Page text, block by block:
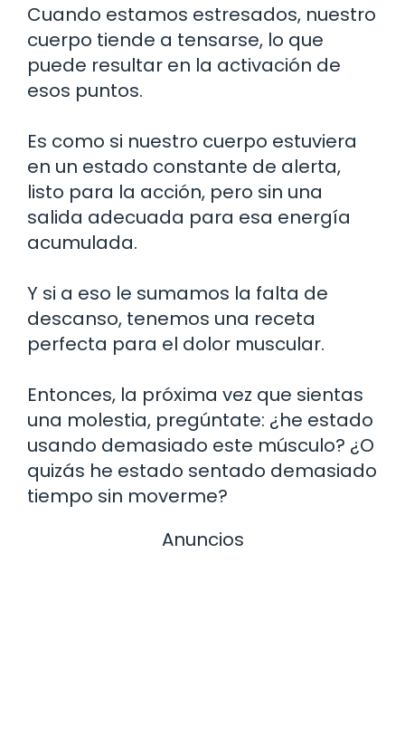
Cuando estamos estresados, nuestro
cuerpo tiende a tensarse, lo que
puede resultar en la activación de
esos puntos.
Es como si nuestro cuerpo estuviera
en un estado constante de alerta,
listo para la acción, pero sin una
salida adecuada para esa energía
acumulada.
Y si a eso le sumamos la falta de
descanso, tenemos una receta
perfecta para el dolor muscular.
Entonces, la próxima vez que sientas
una molestia, pregúntate: ¿he estado
usando demasiado este músculo? ¿O
quizás he estado sentado demasiado
tiempo sin moverme?
Anuncios